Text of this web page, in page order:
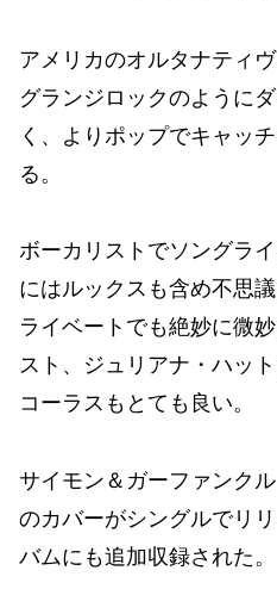
アメリカのオルタナティ
グランジロックのように
く、よりポップでキャッ
る。
ボーカリストでソングラ
にはルックスも含め不思
ライベートでも絶妙に微
スト、ジュリアナ・ハッ
コーラスもとても良い。
サイモン＆ガーファンク
のカバーがシングルでリ
バムにも追加収録された。